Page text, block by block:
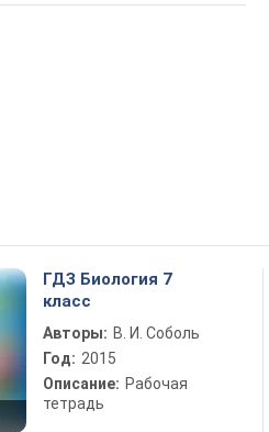
ГДЗ Биология 7
класс
Авторы: В. И. Соболь
Год: 2015
Описание: Рабочая
тетрадь